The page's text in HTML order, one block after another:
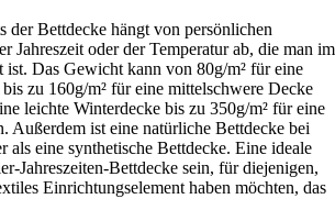
der Bettdecke hängt von persönlichen
Jahreszeit oder der Temperatur ab, die man im
ist. Das Gewicht kann von 80g/m² für eine
zu 160g/m² für eine mittelschwere Decke
leichte Winterdecke bis zu 350g/m² für eine
Außerdem ist eine natürliche Bettdecke bei
als eine synthetische Bettdecke. Eine ideale
Jahreszeiten-Bettdecke sein, für diejenigen,
Einrichtungselement haben möchten, das